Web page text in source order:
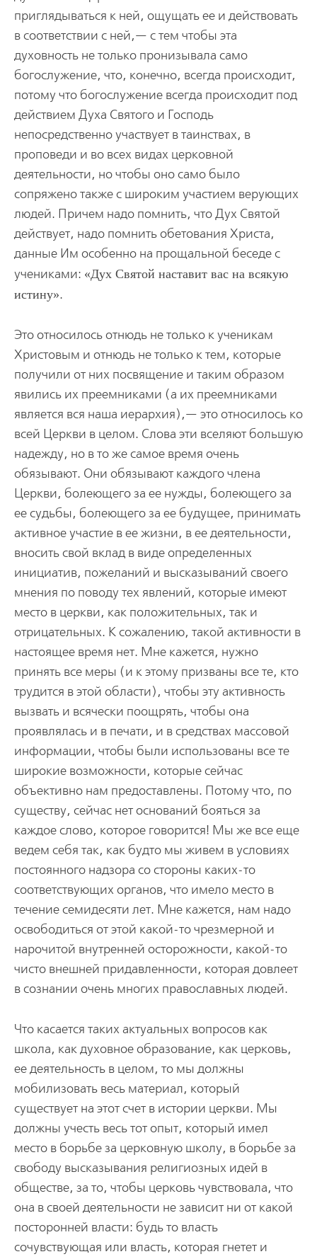
приглядываться к ней, ощущать ее и действовать
в соответствии с ней,— с тем чтобы эта
духовность не только пронизывала само
богослужение, что, конечно, всегда происходит,
потому что богослужение всегда происходит под
действием Духа Святого и Господь
непосредственно участвует в таинствах, в
проповеди и во всех видах церковной
деятельности, но чтобы оно само было
сопряжено также с широким участием верующих
людей. Причем надо помнить, что Дух Святой
действует, надо помнить обетования Христа,
данные Им особенно на прощальной беседе с
учениками:
Дух Святой наставит вас на всякую
истину .
Это относилось отнюдь не только к ученикам
Христовым и отнюдь не только к тем, которые
получили от них посвящение и таким образом
явились их преемниками (а их преемниками
является вся наша иерархия),— это относилось ко
всей Церкви в целом. Слова эти вселяют большую
надежду, но в то же самое время очень
обязывают. Они обязывают каждого члена
Церкви, болеющего за ее нужды, болеющего за
ее судьбы, болеющего за ее будущее, принимать
активное участие в ее жизни, в ее деятельности,
вносить свой вклад в виде определенных
инициатив, пожеланий и высказываний своего
мнения по поводу тех явлений, которые имеют
место в церкви, как положительных, так и
отрицательных. К сожалению, такой активности в
настоящее время нет. Мне кажется, нужно
принять все меры (и к этому призваны все те, кто
трудится в этой области), чтобы эту активность
вызвать и всячески поощрять, чтобы она
проявлялась и в печати, и в средствах массовой
информации, чтобы были использованы все те
широкие возможности, которые сейчас
объективно нам предоставлены. Потому что, по
существу, сейчас нет оснований бояться за
каждое слово, которое говорится! Мы же все еще
ведем себя так, как будто мы живем в условиях
постоянного надзора со стороны каких-то
соответствующих органов, что имело место в
течение семидесяти лет. Мне кажется, нам надо
освободиться от этой какой-то чрезмерной и
нарочитой внутренней осторожности, какой-то
чисто внешней придавленности, которая довлеет
в сознании очень многих православных людей.
Что касается таких актуальных вопросов как
школа, как духовное образование, как церковь,
ее деятельность в целом, то мы должны
мобилизовать весь материал, который
существует на этот счет в истории церкви. Мы
должны учесть весь тот опыт, который имел
место в борьбе за церковную школу, в борьбе за
свободу высказывания религиозных идей в
обществе, за то, чтобы церковь чувствовала, что
она в своей деятельности не зависит ни от какой
посторонней власти: будь то власть
сочувствующая или власть, которая гнетет и